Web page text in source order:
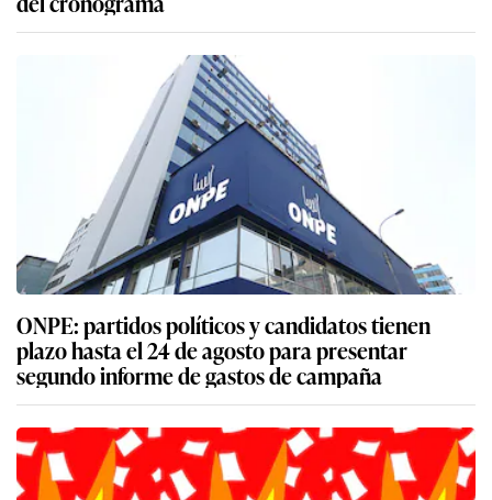
ONPE: partidos políticos y candidatos tienen
plazo hasta el 24 de agosto para presentar
segundo informe de gastos de campaña